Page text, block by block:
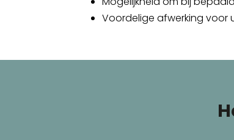
Voordelige afwerking voor